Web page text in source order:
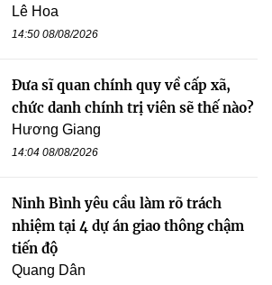
Lê Hoa
14:50 08/08/2026
Đưa sĩ quan chính quy về cấp xã,
chức danh chính trị viên sẽ thế nào?
Hương Giang
14:04 08/08/2026
Ninh Bình yêu cầu làm rõ trách
nhiệm tại 4 dự án giao thông chậm
tiến độ
Quang Dân